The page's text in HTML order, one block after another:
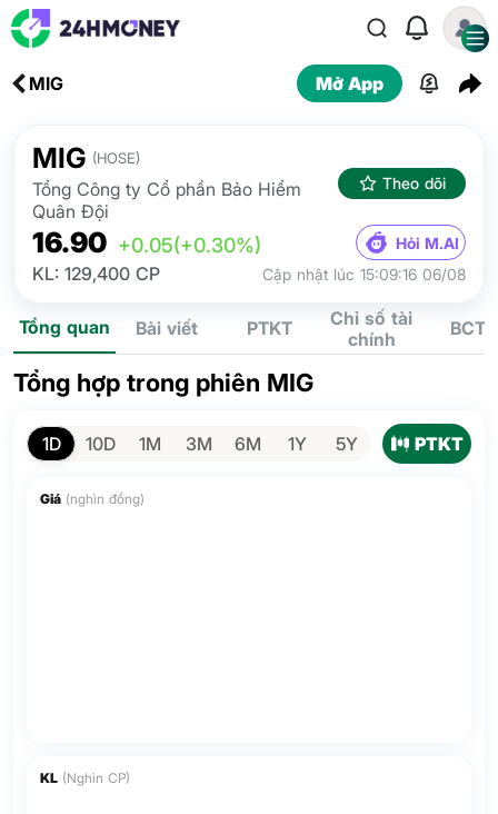
MIG Mở App
MIG (HOSE)
Tổng Công ty Cổ phần Bảo Hiểm
Quân Đội
Theo dõi
16.90 +0.05(+0.30%) Hỏi M.AI
KL: 129,400 CP Cập nhật lúc 15:09:16 06/08
Tổng quan Bài viết PTKT
Chỉ số tài
chính
BCTC
Tổng hợp trong phiên MIG
1D 10D 1M 3M 6M 1Y 5Y PTKT
Giá (nghìn đồng)
KL (Nghìn CP)